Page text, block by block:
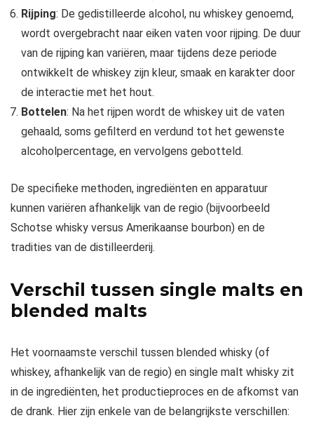
Rijping: De gedistilleerde alcohol, nu whiskey genoemd,
wordt overgebracht naar eiken vaten voor rijping. De duur
van de rijping kan variëren, maar tijdens deze periode
ontwikkelt de whiskey zijn kleur, smaak en karakter door
de interactie met het hout.
Bottelen: Na het rijpen wordt de whiskey uit de vaten
gehaald, soms gefilterd en verdund tot het gewenste
alcoholpercentage, en vervolgens gebotteld.
De specifieke methoden, ingrediënten en apparatuur
kunnen variëren afhankelijk van de regio (bijvoorbeeld
Schotse whisky versus Amerikaanse bourbon) en de
tradities van de distilleerderij.
Verschil tussen single malts en
blended malts
Het voornaamste verschil tussen blended whisky (of
whiskey, afhankelijk van de regio) en single malt whisky zit
in de ingrediënten, het productieproces en de afkomst van
de drank. Hier zijn enkele van de belangrijkste verschillen: